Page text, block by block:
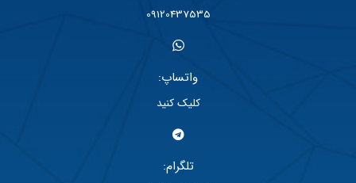
09120437535
واتساپ:
کلیک کنید
تلگرام: